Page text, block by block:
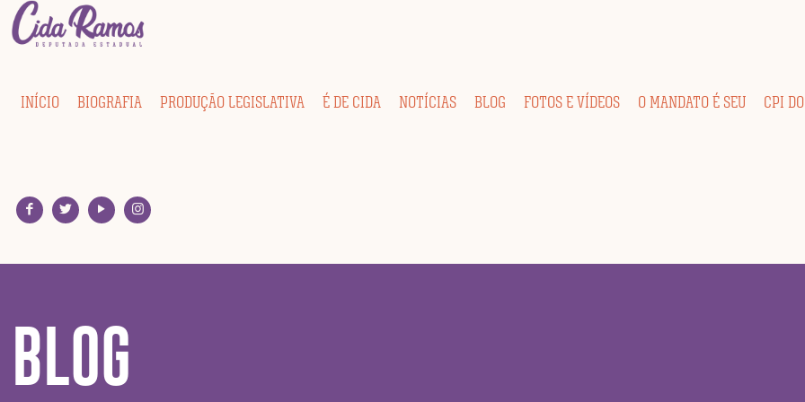
INÍCIO BIOGRAFIA PRODUÇÃO LEGISLATIVA É DE CIDA NOTÍCIAS BLOG FOTOS E VÍDEOS O MANDATO É SEU CPI
BLOG